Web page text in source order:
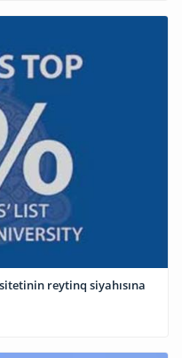
reytinq siyahısına